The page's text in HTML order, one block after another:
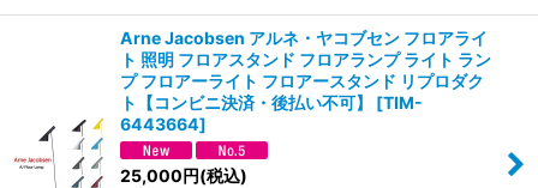
Arne Jacobsen アルネ・ヤコブセン フロアライ
ト 照明 フロアスタンド フロアランプ ライト ラン
プ フロアーライト フロアースタンド リプロダク
ト【コンビニ決済・後払い不可】
[TIM-
6443664]
25,000円(税込)